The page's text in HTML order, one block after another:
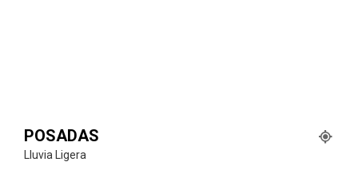
POSADAS
Lluvia Ligera